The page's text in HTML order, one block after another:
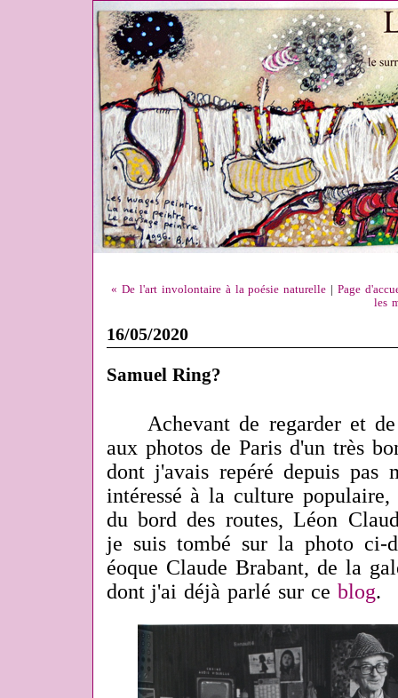
« De l'art involontaire à la poésie naturelle
Page
les
16/05/2020
Samuel Ring?
Achevant de regarder et
aux photos de Paris d'un très
dont j'avais repéré depuis pas
intéressé à la culture
du bord des routes, Léon
je suis tombé sur la photo ci-
éoque Claude Brabant, de la
dont j'ai déjà parlé sur ce blog.